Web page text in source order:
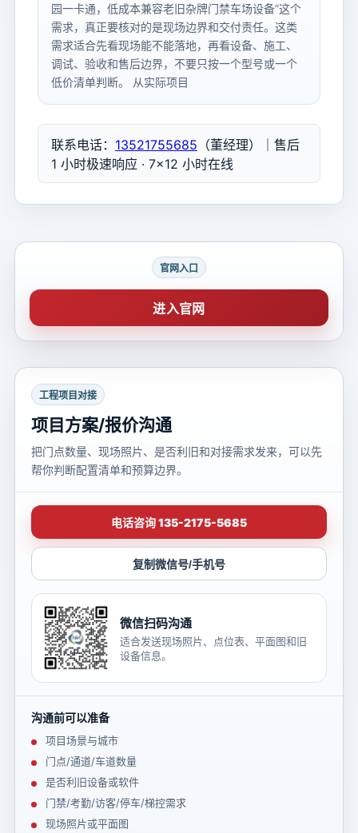
园一卡通，低成本兼容老旧杂牌门禁车场设备”这个
需求，真正要核对的是现场边界和交付责任。这类
需求适合先看现场能不能落地，再看设备、施工、
调试、验收和售后边界，不要只按一个型号或一个
低价清单判断。 从实际项目
联系电话： 13521755685 （董经理）｜售后
1 小时极速响应 · 7×12 小时在线
官网入口
进入官网
工程项目对接
项目方案/报价沟通
把门点数量、现场照片、是否利旧和对接需求发来，可以先
帮你判断配置清单和预算边界。
电话咨询 135-2175-5685
复制微信号/手机号
微信扫码沟通
适合发送现场照片、点位表、平面图和旧
设备信息。
沟通前可以准备
项目场景与城市
门点/通道/车道数量
是否利旧设备或软件
门禁/考勤/访客/停车/梯控需求
现场照片或平面图